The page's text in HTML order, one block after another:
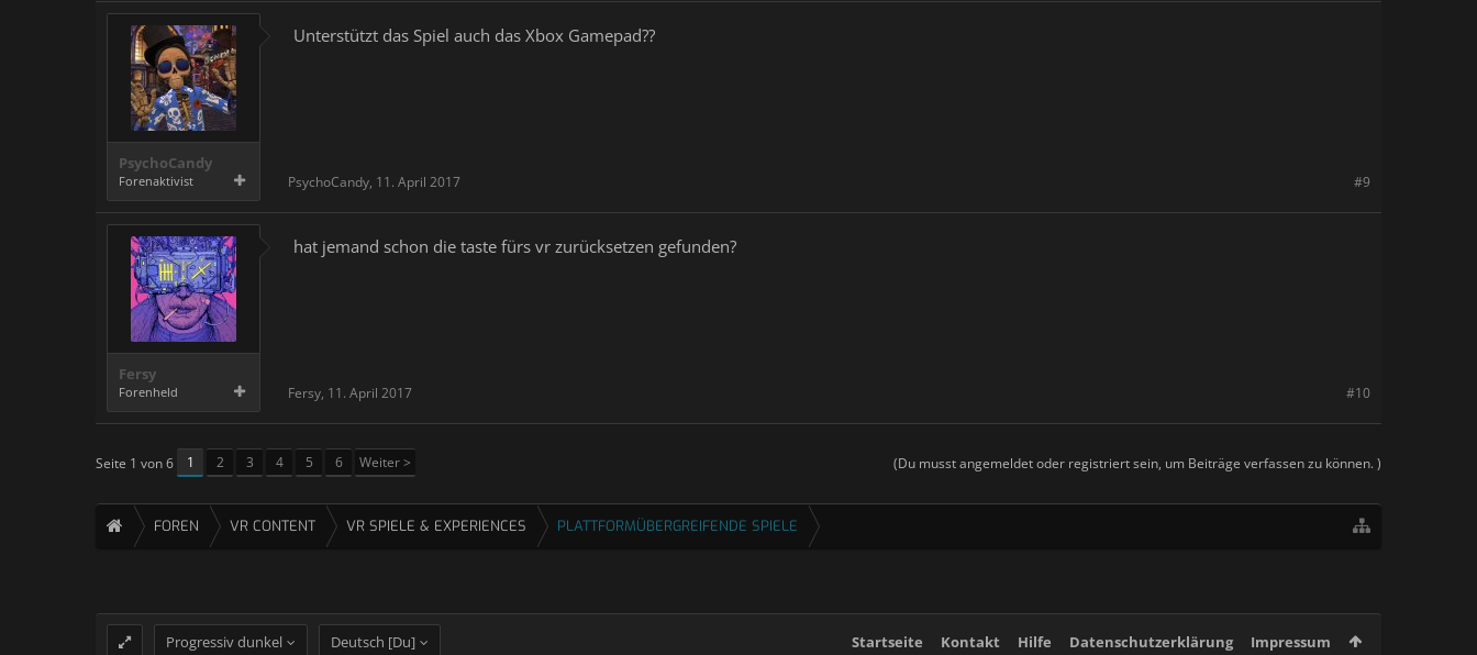
PsychoCandy
Forenaktivist
Unterstützt das Spiel auch das Xbox Gamepad??
#9
PsychoCandy, 11. April 2017
Fersy
Forenheld
hat jemand schon die taste fürs vr zurücksetzen gefunden?
#10
Fersy, 11. April 2017
(Du musst angemeldet oder registriert sein, um Beiträge verfassen zu können. )
Seite 1 von 6 1 2 3 4 5 6 Weiter >
FOREN VR CONTENT VR SPIELE & EXPERIENCES PLATTFORMÜBERGREIFENDE SPIELE
Progressiv dunkel Deutsch [Du] Startseite Kontakt Hilfe Datenschutzerklärung Impressum